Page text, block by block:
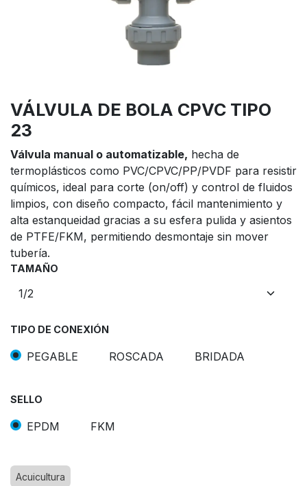
VÁLVULA DE BOLA CPVC TIPO
23
Válvula manual o automatizable, hecha de
termoplásticos como PVC/CPVC/PP/PVDF para resistir
químicos, ideal para corte (on/off) y control de fluidos
limpios, con diseño compacto, fácil mantenimiento y
alta estanqueidad gracias a su esfera pulida y asientos
de PTFE/FKM, permitiendo desmontaje sin mover
tubería.
TAMAÑO
TIPO DE CONEXIÓN
PEGABLE ROSCADA BRIDADA
SELLO
EPDM FKM
Acuicultura